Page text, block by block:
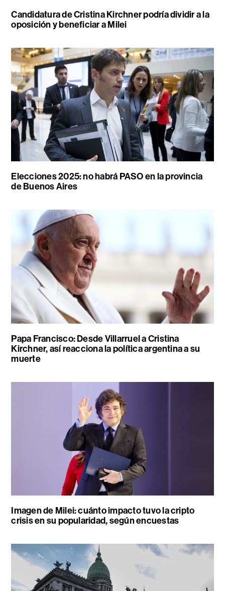
Candidatura de Cristina Kirchner podría dividir a la
oposición y beneficiar a Milei
Elecciones 2025: no habrá PASO en la provincia
de Buenos Aires
Papa Francisco: Desde Villarruel a Cristina
Kirchner, así reacciona la política argentina a su
muerte
Imagen de Milei: cuánto impacto tuvo la cripto
crisis en su popularidad, según encuestas